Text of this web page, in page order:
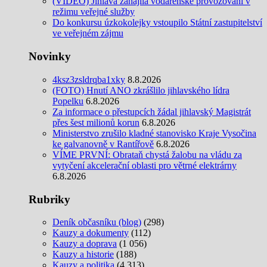
režimu veřejné služby
Do konkursu úzkokolejky vstoupilo Státní zastupitelství
ve veřejném zájmu
Novinky
4ksz3zsldrqba1xky 8.8.2026
(FOTO) Hnutí ANO zkrášlilo jihlavského lídra
Popelku 6.8.2026
Za informace o přestupcích žádal jihlavský Magistrát
přes šest milionů korun 6.8.2026
Ministerstvo zrušilo kladné stanovisko Kraje Vysočina
ke galvanovně v Rantířově 6.8.2026
VÍME PRVNÍ: Obrataň chystá žalobu na vládu za
vytyčení akcelerační oblasti pro větrné elektrárny
6.8.2026
Rubriky
Deník občasníku (blog) (298)
Kauzy a dokumenty (112)
Kauzy a doprava (1 056)
Kauzy a historie (188)